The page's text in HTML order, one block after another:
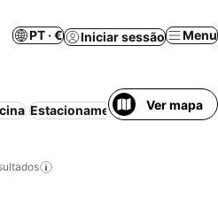
PT · € Iniciar sessão Menu
Estacionamento Sem
Ver mapa